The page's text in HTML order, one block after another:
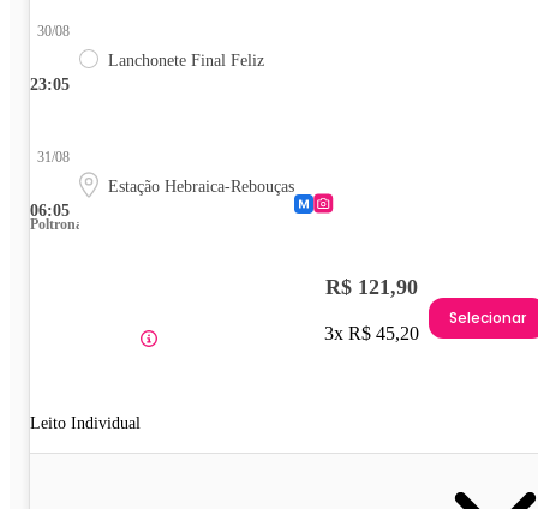
23:05
30/08
Lanchonete Final Feliz
06:05
31/08
Estação Hebraica-Rebouças
Poltrona
Leito Individual
R$ 121,90
3x R$ 45,20
Selecionar